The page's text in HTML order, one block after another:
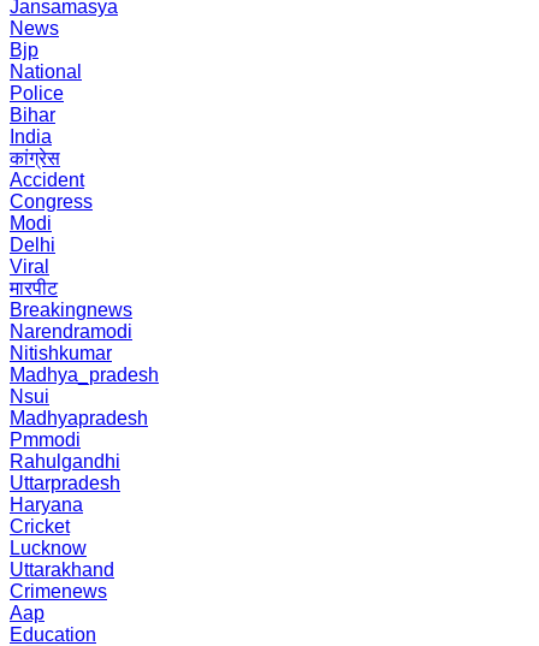
Jansamasya
News
Bjp
National
Police
Bihar
India
कांग्रेस
Accident
Congress
Modi
Delhi
Viral
मारपीट
Breakingnews
Narendramodi
Nitishkumar
Madhya_pradesh
Nsui
Madhyapradesh
Pmmodi
Rahulgandhi
Uttarpradesh
Haryana
Cricket
Lucknow
Uttarakhand
Crimenews
Aap
Education